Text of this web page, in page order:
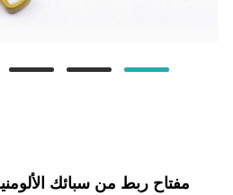
مفتاح ربط من سبائك